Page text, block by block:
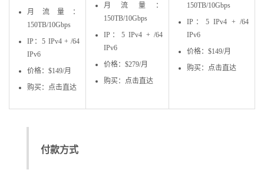
月流量：
150TB/10Gbps
IP：5 IPv4 + /64
IPv6
价格：$149/月
购买：点击直达
月流量：
150TB/10Gbps
IP：5 IPv4 + /64
IPv6
价格：$279/月
购买：点击直达
150TB/10Gbps
IP：5 IPv4 + /64
IPv6
价格：$149/月
购买：点击直达
付款方式